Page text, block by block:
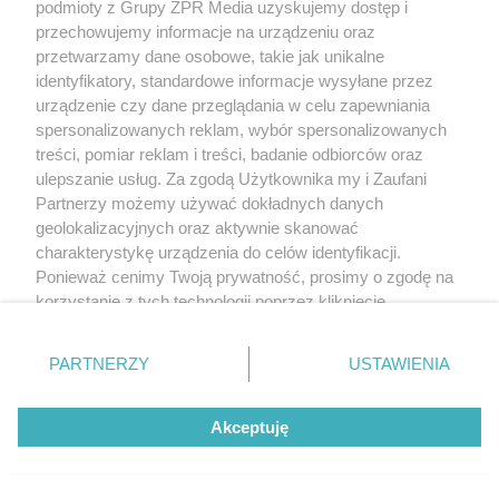
To imię brzmi jak nazwa
europejskiego kraju. W
Polsce nosi je zaledwie 3
kobiety
DOMOWE TRIKI
Zwilż kartkę i połóż na parapecie.
Żadna mucha nie wleci do twojego
podmioty z Grupy ZPR Media uzyskujemy dostęp i
przechowujemy informacje na urządzeniu oraz
przetwarzamy dane osobowe, takie jak unikalne
identyfikatory, standardowe informacje wysyłane przez
urządzenie czy dane przeglądania w celu zapewniania
spersonalizowanych reklam, wybór spersonalizowanych
treści, pomiar reklam i treści, badanie odbiorców oraz
ulepszanie usług. Za zgodą Użytkownika my i Zaufani
Partnerzy możemy używać dokładnych danych
geolokalizacyjnych oraz aktywnie skanować
charakterystykę urządzenia do celów identyfikacji.
Ponieważ cenimy Twoją prywatność, prosimy o zgodę na
korzystanie z tych technologii poprzez kliknięcie
zmienić/wycofać klikając przycisk ustawień prywatności
znajdujący się w lewym dolnym rogu strony
rodzaje przetwarzania danych nie wymagają zgody
użytkownika, ale masz prawo sprzeciwić się takiemu
przetwarzaniu. Preferencje będą miały zastosowanie tylko
PARTNERZY USTAWIENIA
Akceptuję